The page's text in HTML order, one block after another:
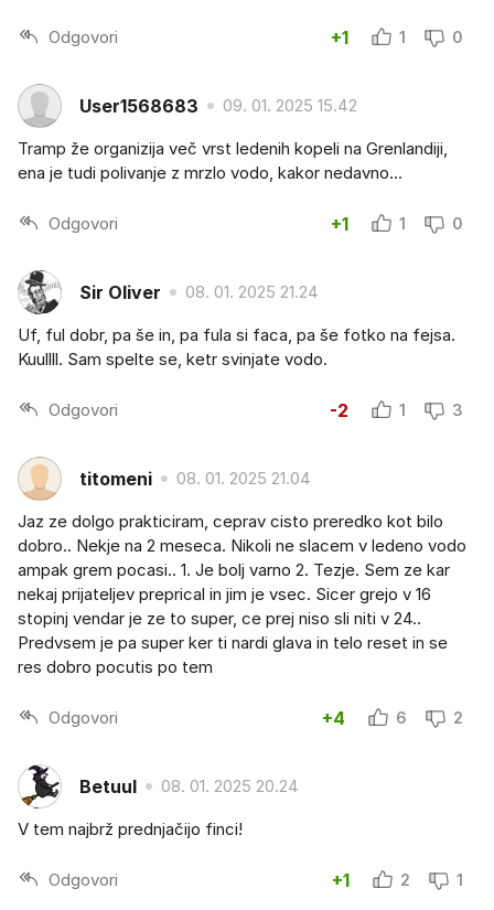
Odgovori +1 1 0
User1568683 09. 01. 2025 15.42
Tramp že organizija več vrst ledenih kopeli na Grenlandiji,
ena je tudi polivanje z mrzlo vodo, kakor nedavno...
Odgovori +1 1 0
Sir Oliver 08. 01. 2025 21.24
Uf, ful dobr, pa še in, pa fula si faca, pa še fotko na fejsa.
Kuullll. Sam spelte se, ketr svinjate vodo.
Odgovori -2 1 3
titomeni 08. 01. 2025 21.04
Jaz ze dolgo prakticiram, ceprav cisto preredko kot bilo
dobro.. Nekje na 2 meseca. Nikoli ne slacem v ledeno vodo
ampak grem pocasi.. 1. Je bolj varno 2. Tezje. Sem ze kar
nekaj prijateljev preprical in jim je vsec. Sicer grejo v 16
stopinj vendar je ze to super, ce prej niso sli niti v 24..
Predvsem je pa super ker ti nardi glava in telo reset in se
res dobro pocutis po tem
Odgovori +4 6 2
Betuul 08. 01. 2025 20.24
V tem najbrž prednjačijo finci!
Odgovori +1 2 1